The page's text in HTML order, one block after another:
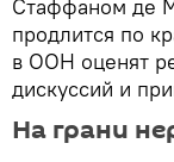
Стаффаном де
продлится по
в ООН оценят
дискуссий и
На грани